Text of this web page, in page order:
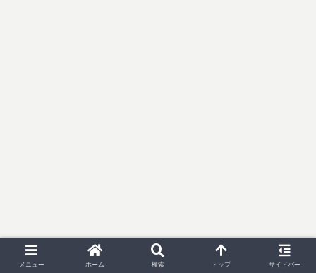
メニュー ホーム 検索 トップ サイドバー